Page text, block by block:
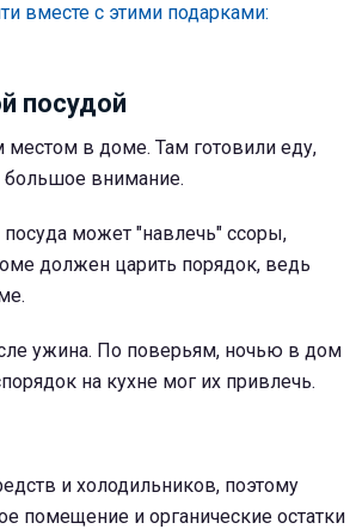
вместе с этими подарками:
посудой
местом в доме. Там готовили еду,
большое внимание.
посуда может "навлечь" ссоры,
должен царить порядок, ведь
ужина. По поверьям, ночью в дом
на кухне мог их привлечь.
и холодильников, поэтому
помещение и органические остатки